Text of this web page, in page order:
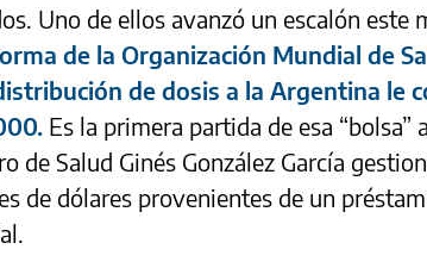
Uno de ellos avanzó un escalón este
de la Organización Mundial de
de dosis a la Argentina le
Es la primera partida de esa “bolsa”
de Salud Ginés González García
de dólares provenientes de un